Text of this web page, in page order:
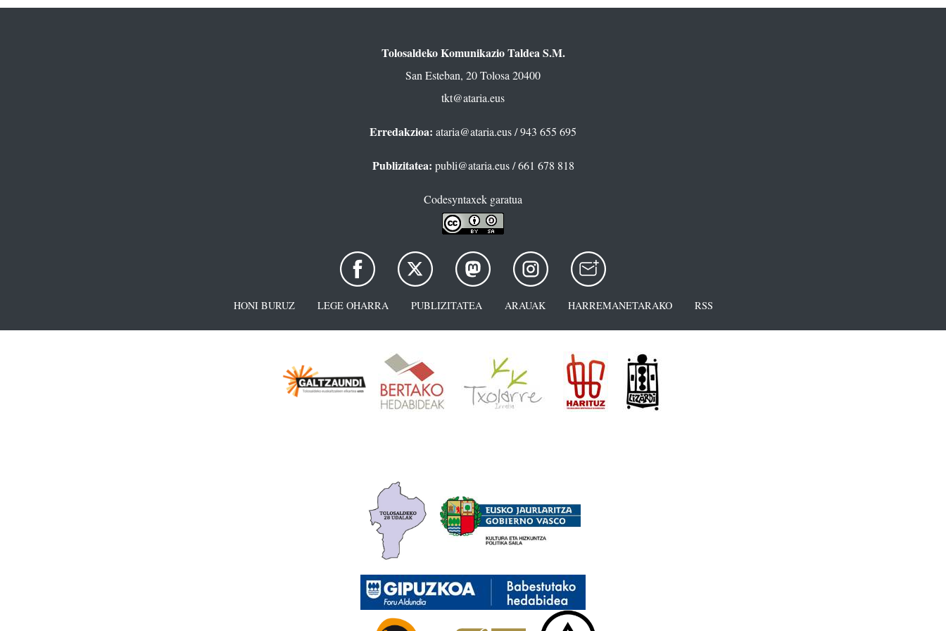
Tolosaldeko Komunikazio Taldea S.M.
San Esteban, 20 Tolosa 20400
tkt@ataria.eus
Erredakzioa: ataria@ataria.eus/ 943 655 695
Publizitatea: publi@ataria.eus/ 661 678 818
Codesyntaxek garatua
HONI BURUZ LEGE OHARRA PUBLIZITATEA ARAUAK HARREMANETARAKO RSS